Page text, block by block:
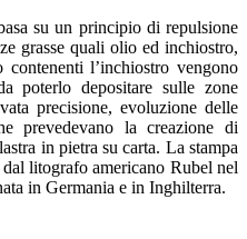
su un principio di repulsione
grasse quali olio ed inchiostro,
l’inchiostro vengono
poterlo depositare sulle zone
precisione, evoluzione delle
prevedevano la creazione di
in pietra su carta. La stampa
dal litografo americano Rubel nel
in Germania e in Inghilterra.